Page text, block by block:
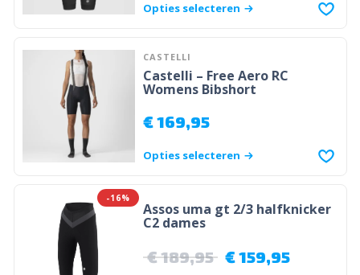
Opties selecteren
CASTELLI
Castelli – Free Aero RC
Womens Bibshort
€169,95
Opties selecteren
-16%
Assos uma gt 2/3 halfknicker
C2 dames
€189,95 €159,95